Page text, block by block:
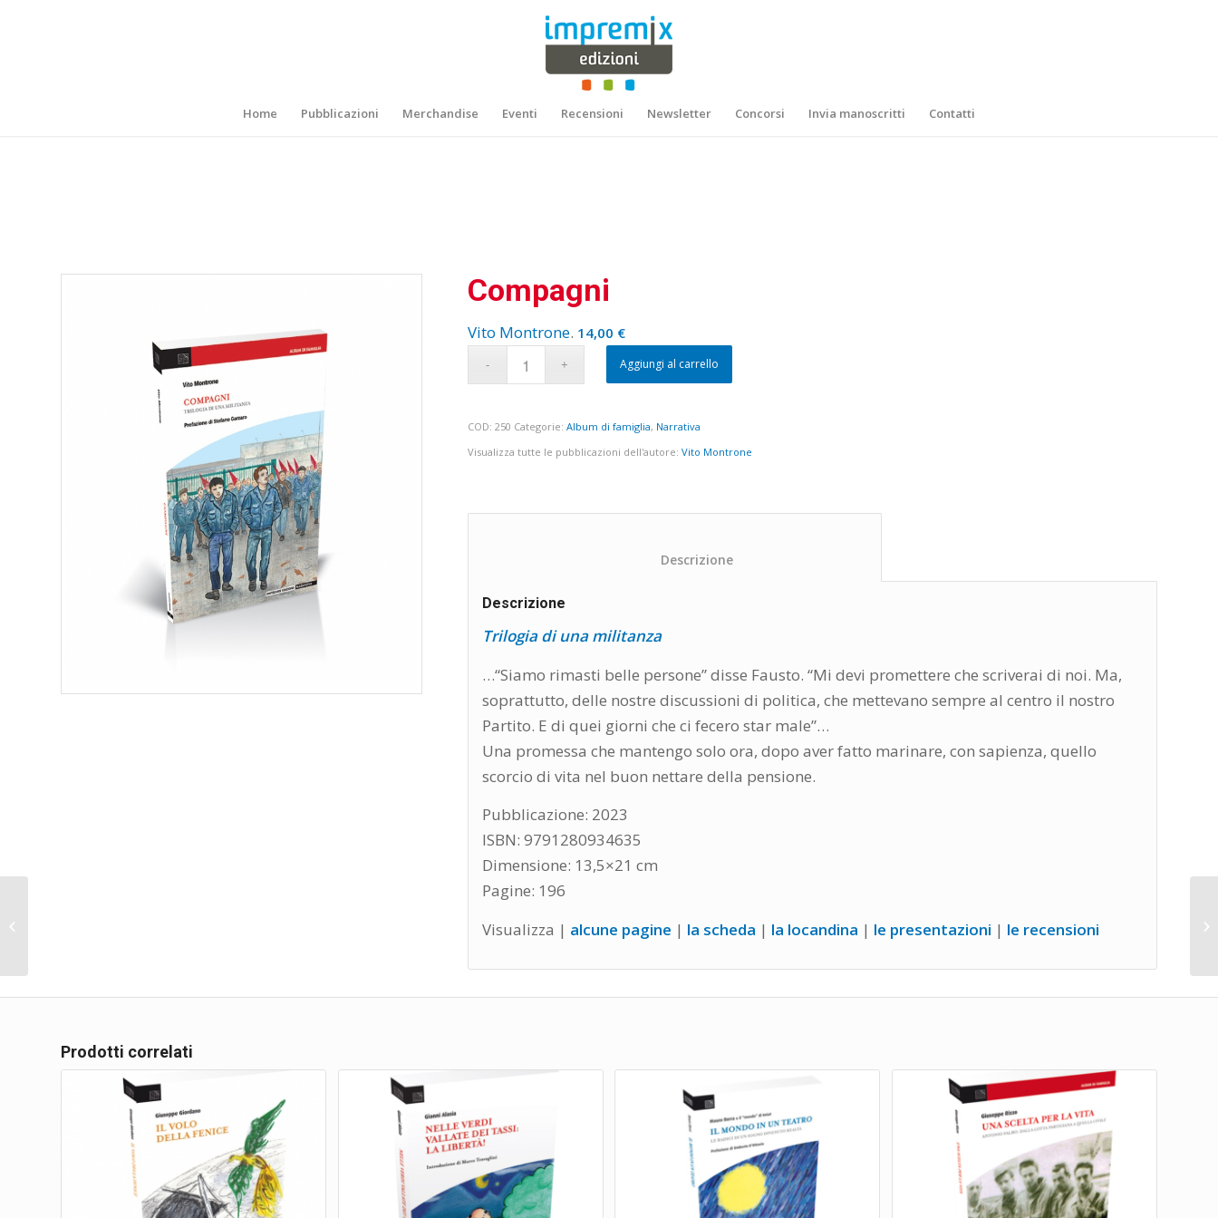
Home Pubblicazioni Merchandise Eventi Recensioni Newsletter Concorsi Invia manoscritti Contatti
Compagni
Vito Montrone. 14,00 €
Aggiungi al carrello
COD:250 Categorie:Album di famiglia, Narrativa
Visualizza tutte le pubblicazioni dell'autore:Vito Montrone
Descrizione
Trilogia di una militanza
…“Siamo rimasti belle persone” disse Fausto. “Mi devi promettere che scriverai di noi. Ma,
soprattutto, delle nostre discussioni di politica, che mettevano sempre al centro il nostro
Partito. E di quei giorni che ci fecero star male”…
Una promessa che mantengo solo ora, dopo aver fatto marinare, con sapienza, quello
scorcio di vita nel buon nettare della pensione.
Pubblicazione: 2023
ISBN: 9791280934635
Dimensione: 13,5×21 cm
Pagine: 196
Visualizza | alcune pagine | la scheda | la locandina | le presentazioni | le recensioni
Prodotti correlati